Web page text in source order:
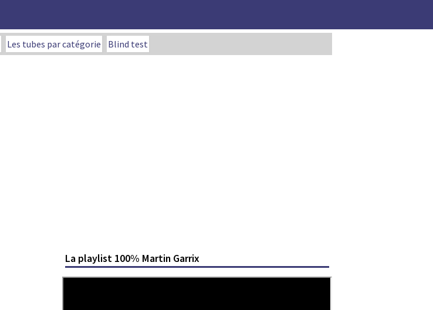
Les tubes par catégorie Blind test
La playlist 100% Martin Garrix